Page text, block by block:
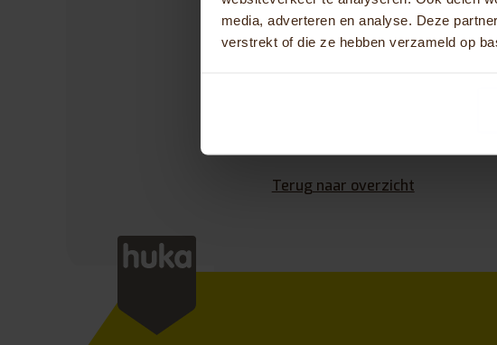
media, adverteren en analyse. Deze
verstrekt of die ze hebben verzameld op
Tandem Copilot
Tandem Copilot 3
Terug naar overzicht